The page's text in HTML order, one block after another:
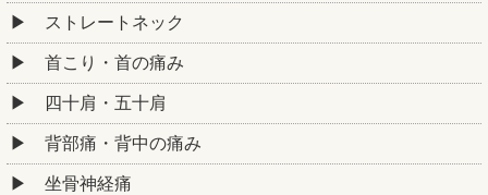
ストレートネック
首こり・首の痛み
四十肩・五十肩
背部痛・背中の痛み
坐骨神経痛